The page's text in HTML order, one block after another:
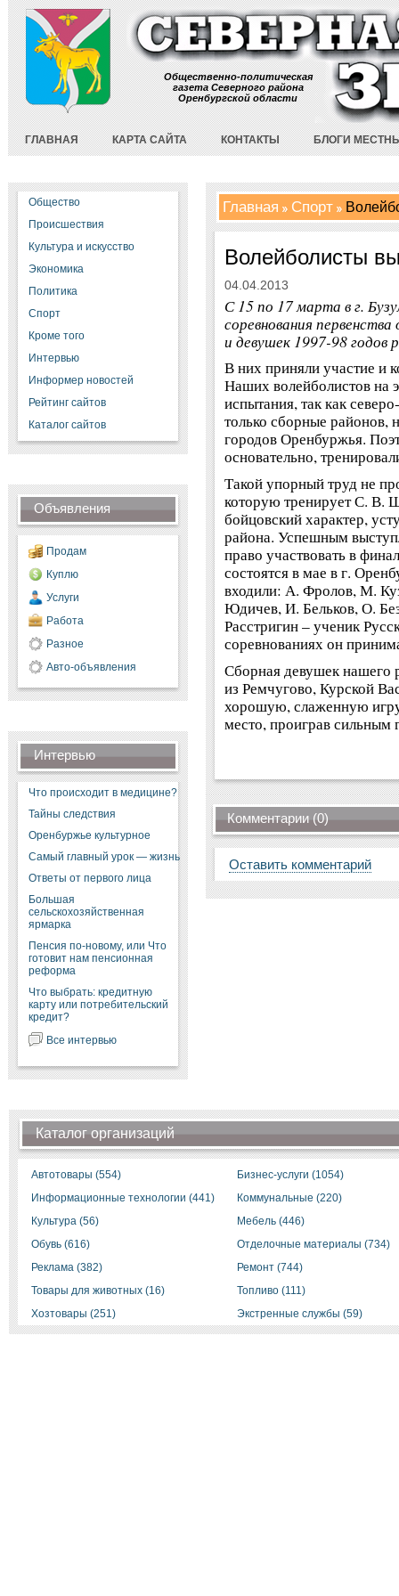
Общественно-политическая
газета Северного района
Оренбургской области
ГЛАВНАЯ КАРТА САЙТА КОНТАКТЫ БЛОГИ
Общество
Происшествия
Культура и искусство
Экономика
Политика
Спорт
Кроме того
Интервью
Информер новостей
Рейтинг сайтов
Каталог сайтов
Объявления
Продам
Куплю
Услуги
Работа
Разное
Авто-объявления
Интервью
Что происходит в медицине?
Тайны следствия
Оренбуржье культурное
Самый главный урок — жизнь
Ответы от первого лица
Большая
сельскохозяйственная
ярмарка
Пенсия по-новому, или Что
готовит нам пенсионная
реформа
Что выбрать: кредитную
карту или потребительский
кредит?
Все интервью
Главная Спорт
Волейболисты
04.04.2013
С 15 по 17 марта в г.
соревнования
и девушек 1997-98 годов
В них приняли участие и
Наших волейболистов на
испытания, так как
только сборные районов,
городов Оренбуржья.
основательно,
Такой упорный труд не
которую тренирует С. В.
бойцовский характер,
района. Успешным
право участвовать в
состоятся в мае в г.
входили: А. Фролов, М.
Юдичев, И. Бельков, О.
Расстригин – ученик
соревнованиях он
Сборная девушек нашего
из Ремчугово, Курской
хорошую, слаженную
место, проиграв сильным
Комментарии (0)
Оставить комментарий
Каталог организаций
Автотовары (554)
Бизнес-услуги (1054)
Информационные технологии (441)
Коммунальные (220)
Культура (56)
Мебель (446)
Обувь (616)
Отделочные материалы (734)
Реклама (382)
Ремонт (744)
Товары для животных (16)
Топливо (111)
Хозтовары (251)
Экстренные службы (59)